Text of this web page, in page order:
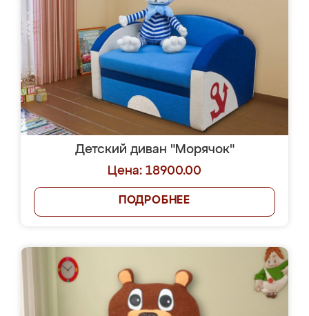
Детский диван "Морячок"
Цена: 18900.00
ПОДРОБНЕЕ